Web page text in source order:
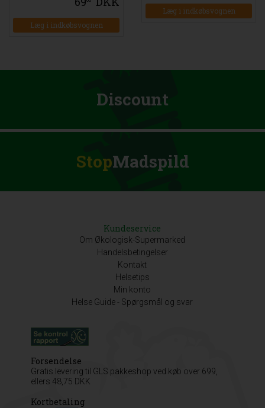
Læg i indkøbsvognen
Læg i indkøbsvognen
Discount
StopMadspild
Kundeservice
Om Økologisk-Supermarked
Handelsbetingelser
Kontakt
Helsetips
Min konto
Helse Guide - Spørgsmål og svar
Forsendelse
Gratis levering til GLS pakkeshop ved køb over 699,
ellers 48,75 DKK
Kortbetaling